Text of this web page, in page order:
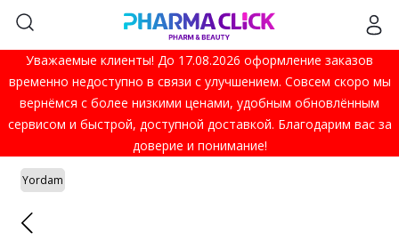
Уважаемые клиенты! До 17.08.2026 оформление заказов
временно недоступно в связи с улучшением. Совсем скоро мы
вернёмся с более низкими ценами, удобным обновлённым
сервисом и быстрой, доступной доставкой. Благодарим вас за
доверие и понимание!
Yordam